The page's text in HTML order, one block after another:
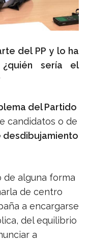
del PP y lo ha
sería el
del Partido
candidatos o de
de alguna forma
de centro
a encargarse
del equilibrio
a